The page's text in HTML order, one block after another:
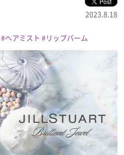
2023.8.18
ヘアミスト リップバーム